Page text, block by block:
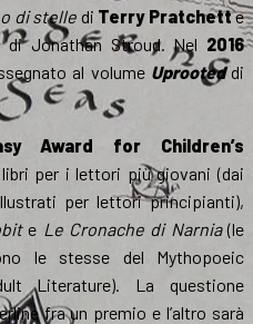
di stelle di Terry Pratchette
di Jonathan Stroud. Nel 2016
al volume Uprooteddi
Award for Children’s
per i lettori più giovani (dai
per lettori principianti),
e Le Cronache di Narnia(le
le stesse del Mythopoeic
Literature). La questione
fra un premio e l’altro sarà